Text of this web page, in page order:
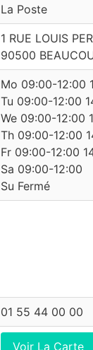
La Poste
1 RUE LOUIS
90500
Mo 09:00-12:00
Tu 09:00-12:00
We 09:00-12:00
Th 09:00-12:00
Fr 09:00-12:00
Sa 09:00-12:00
Su Fermé
01 55 44 00 00
Voir La Carte